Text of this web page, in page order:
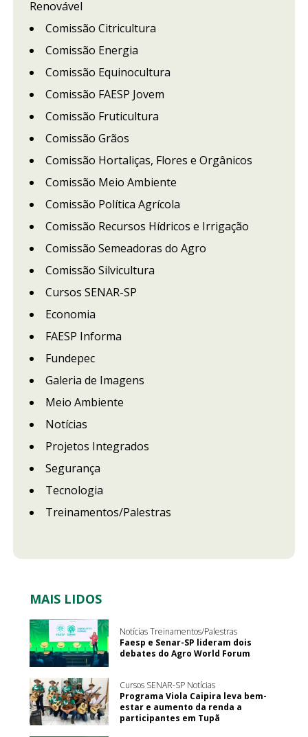
Renovável
Comissão Citricultura
Comissão Energia
Comissão Equinocultura
Comissão FAESP Jovem
Comissão Fruticultura
Comissão Grãos
Comissão Hortaliças, Flores e Orgânicos
Comissão Meio Ambiente
Comissão Política Agrícola
Comissão Recursos Hídricos e Irrigação
Comissão Semeadoras do Agro
Comissão Silvicultura
Cursos SENAR-SP
Economia
FAESP Informa
Fundepec
Galeria de Imagens
Meio Ambiente
Notícias
Projetos Integrados
Segurança
Tecnologia
Treinamentos/Palestras
MAIS LIDOS
Notícias Treinamentos/Palestras
Faesp e Senar-SP lideram dois
debates do Agro World Forum
Cursos SENAR-SP Notícias
Programa Viola Caipira leva bem-
estar e aumento da renda a
participantes em Tupã